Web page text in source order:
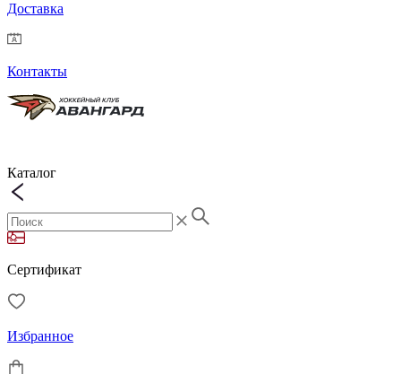
Доставка
Контакты
Каталог
Сертификат
Избранное